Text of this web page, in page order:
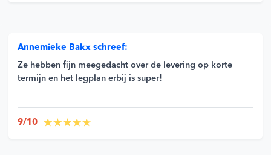
Annemieke Bakx schreef:
Ze hebben fijn meegedacht over de levering op korte
termijn en het legplan erbij is super!
9/10